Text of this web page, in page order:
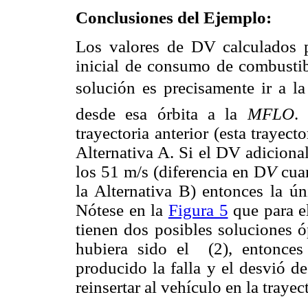
Conclusiones del Ejemplo:
Los valores de DV calculados
inicial de consumo de
solución es precisamente ir a la
desde esa órbita a la MFLO.
trayectoria anterior (esta
Alternativa A. Si el DV
los 51 m/s (diferencia enDV
la Alternativa B) entonces la
Nótese en la Figura 5 que para
tienen dos posibles soluciones
hubiera sido el (2), entonces
producido la falla y el desvió
reinsertar al vehículo en la